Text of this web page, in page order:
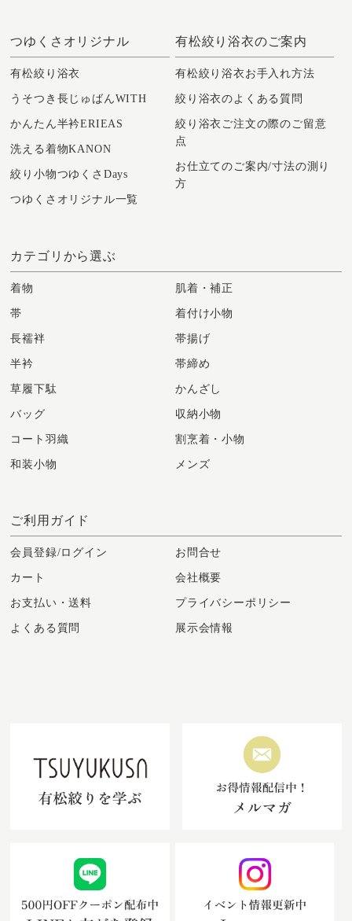
つゆくさオリジナル
有松絞り浴衣
うそつき長じゅばんWITH
かんたん半衿ERIEAS
洗える着物KANON
絞り小物つゆくさDays
つゆくさオリジナル一覧
有松絞り浴衣のご案内
有松絞り浴衣お手入れ方法
絞り浴衣のよくある質問
絞り浴衣ご注文の際のご留意
点
お仕立てのご案内/寸法の測り
方
カテゴリから選ぶ
着物
帯
長襦袢
半衿
草履下駄
バッグ
コート羽織
和装小物
肌着・補正
着付け小物
帯揚げ
帯締め
かんざし
収納小物
割烹着・小物
メンズ
ご利用ガイド
会員登録/ログイン
カート
お支払い・送料
よくある質問
お問合せ
会社概要
プライバシーポリシー
展示会情報